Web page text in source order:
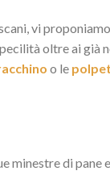
vi
oltre ai già
o le
minestre di